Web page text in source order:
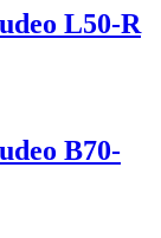
L50-R
B70-